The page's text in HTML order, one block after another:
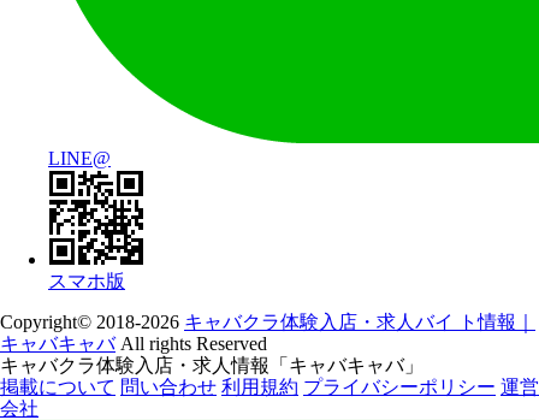
LINE@
スマホ版
Copyright© 2018-2026 キャバクラ体験入店・求人バイ ト情報｜
キャバキャバAll rights Reserved
キャバクラ体験入店・求人情報「キャバキャバ」
掲載について 問い合わせ 利用規約 プライバシーポリシー 運営
会社